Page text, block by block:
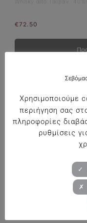
Whisky από Ταϊβάν
€72.50
Χρησιμοποιούμε
περιήγηση σας
πληροφορίες
ρυθμίσεις
✓
✗